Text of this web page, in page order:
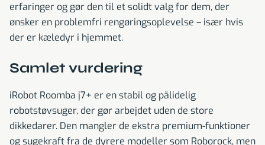
erfaringer og gør den til et solidt valg for dem, der
ønsker en problemfri rengøringsoplevelse – især hvis
der er kæledyr i hjemmet.
Samlet vurdering
iRobot Roomba j7+ er en stabil og pålidelig
robotstøvsuger, der gør arbejdet uden de store
dikkedarer. Den mangler de ekstra premium-funktioner
og sugekraft fra de dyrere modeller som Roborock, men